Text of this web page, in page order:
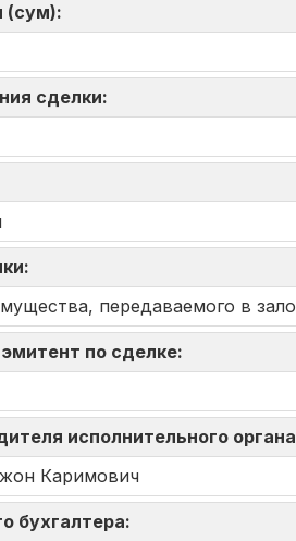
(сум):
сделки:
передаваемого в
по сделке:
исполнительного
Каримович
бухгалтера: